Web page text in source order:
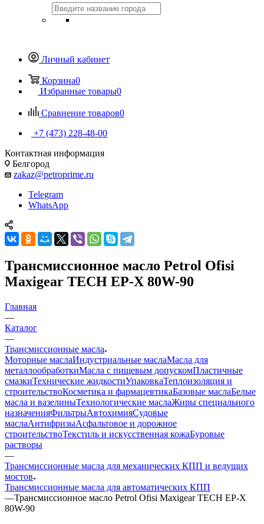
Личный кабинет
Корзина0
Избранные товары0
Сравнение товаров0
+7 (473) 228-48-00
Контактная информация
Белгород
zakaz@petroprime.ru
Telegram
WhatsApp
Трансмиссионное масло Petrol Ofisi
Maxigear TECH EP-X 80W-90
Главная
—
Каталог
—
Трансмиссионные масла
Моторные маслаИндустриальные маслаМасла для
металлообработкиМасла с пищевым допускомПластичные
смазкиТехнические жидкостиУпаковкаТеплоизоляция и
строительствоКосметика и фармацевтикаБазовые маслаБелые
масла и вазелиныТехнологические маслаЖиры специального
назначенияФильтрыАвтохимияСудовые
маслаАнтифризыАсфальтовое и дорожное
строительствоТекстиль и искусственная кожаБуровые
растворы
—
Трансмиссионные масла для механических КПП и ведущих
мостов
Трансмиссионные масла для автоматических КПП
—Трансмиссионное масло Petrol Ofisi Maxigear TECH EP-X
80W-90